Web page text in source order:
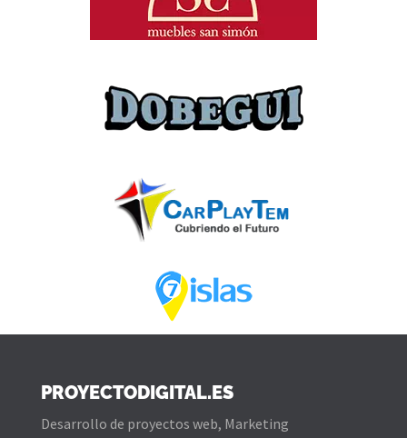
PROYECTODIGITAL.ES
Desarrollo de proyectos web, Marketing